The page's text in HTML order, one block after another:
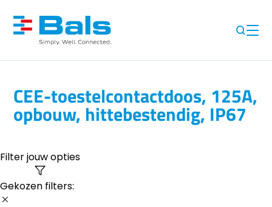
CEE-toestelcontactdoos, 125A,
opbouw, hittebestendig, IP67
Filter jouw opties
Gekozen filters: